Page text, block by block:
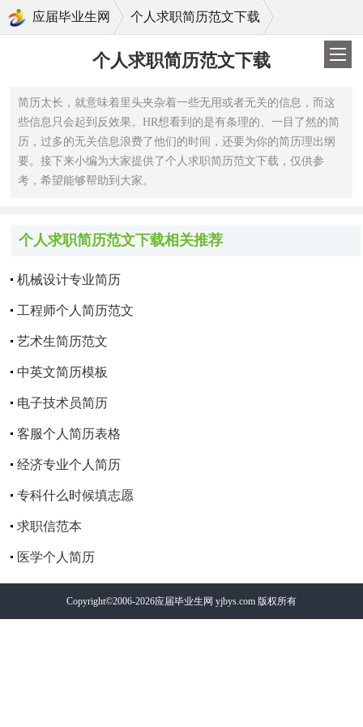
应届毕业生网 个人求职简历范文下载
个人求职简历范文下载
简历太长，就意味着里头夹杂着一些无用或者无关的信息，而这
些信息只会起到反效果。HR想看到的是有条理的、一目了然的简
历，过多的无关信息浪费了他们的时间，还要为你的简历理出纲
要。接下来小编为大家提供了个人求职简历范文下载，仅供参
考，希望能够帮助到大家。
个人求职简历范文下载相关推荐
机械设计专业简历
工程师个人简历范文
艺术生简历范文
中英文简历模板
电子技术员简历
客服个人简历表格
经济专业个人简历
专科什么时候填志愿
求职信范本
医学个人简历
Copyright©2006-2026应届毕业生网 yjbys.com 版权所有